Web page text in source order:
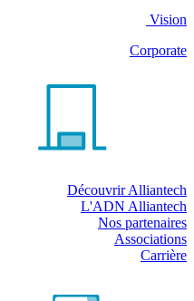
Vision
Corporate
Découvrir Alliantech
L'ADN Alliantech
Nos partenaires
Associations
Carrière